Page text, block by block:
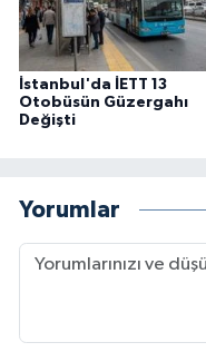
İstanbul'da İETT 13
Otobüsün Güzergahı
Değişti
Yorumlar